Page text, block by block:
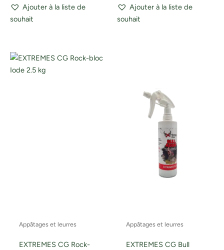
Ajouter à la liste de
souhait
Ajouter à la liste de
souhait
Appâtages et leurres
EXTREMES CG Rock-
Appâtages et leurres
EXTREMES CG Bull